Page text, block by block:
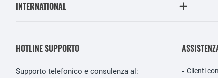
INTERNATIONAL
HOTLINE SUPPORTO
Supporto telefonico e consulenza al:
Clienti